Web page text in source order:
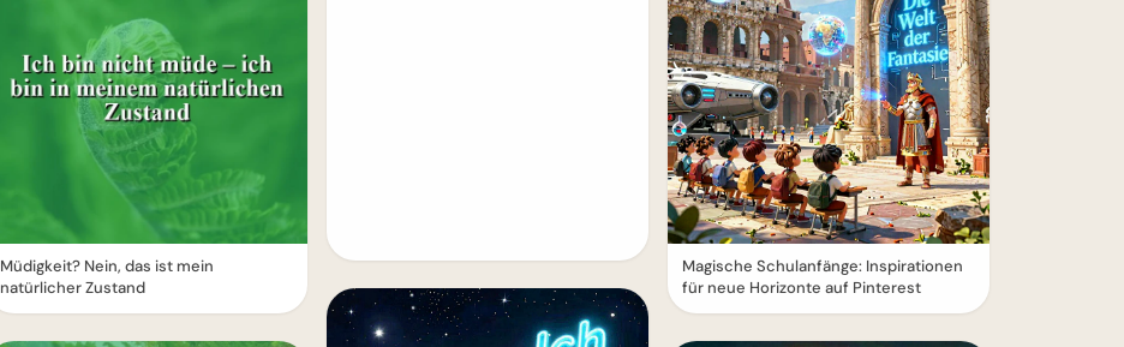
Müdigkeit? Nein, das ist mein
natürlicher Zustand
Magische Schulanfänge: Inspirationen
für neue Horizonte auf Pinterest